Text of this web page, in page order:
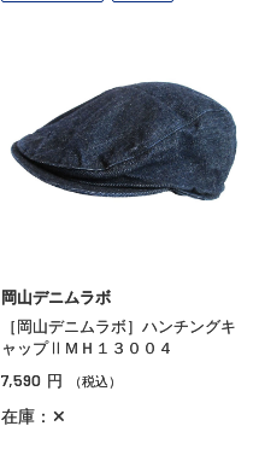
岡山デニムラボ
［岡山デニムラボ］ハンチングキ
ャップⅡＭＨ１３００４
7,590 円 （税込）
在庫：✕